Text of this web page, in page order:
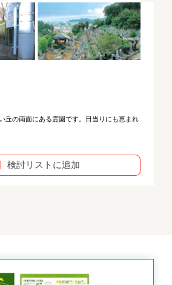
丘の南面にある霊園です。日当りにも恵まれ
検討リストに追加